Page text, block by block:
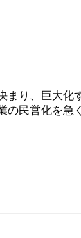
り、巨大
の民営化を